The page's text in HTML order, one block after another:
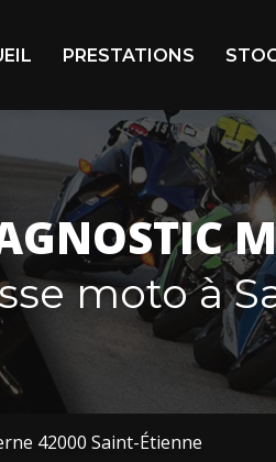
PRESTATIONS
En
moto à
42000 Saint-Étienne